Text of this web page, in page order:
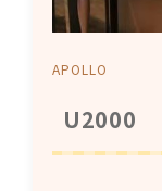
APOLLO
U2000